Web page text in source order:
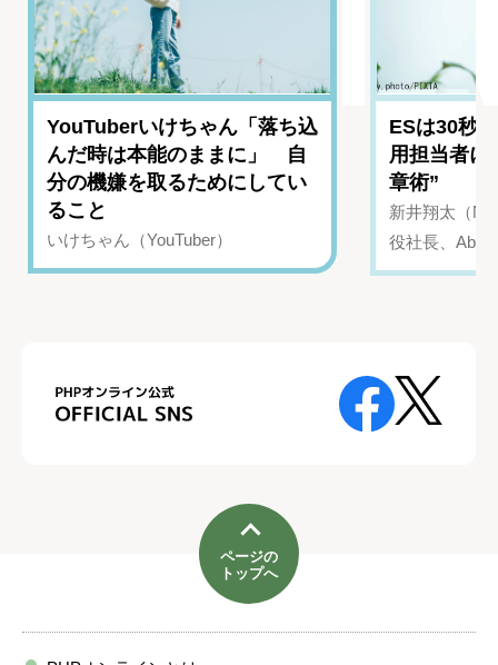
YouTuberいけちゃん「落ち込
んだ時は本能のままに」 自
分の機嫌を取るためにしてい
ること
いけちゃん（YouTuber）
ESは30秒
用担当者に
章術”
新井翔太（
役社長、
ページの
トップへ